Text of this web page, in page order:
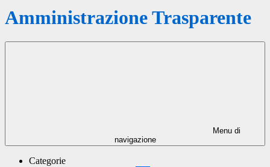
Amministrazione Trasparente
Menu di
navigazione
Categorie